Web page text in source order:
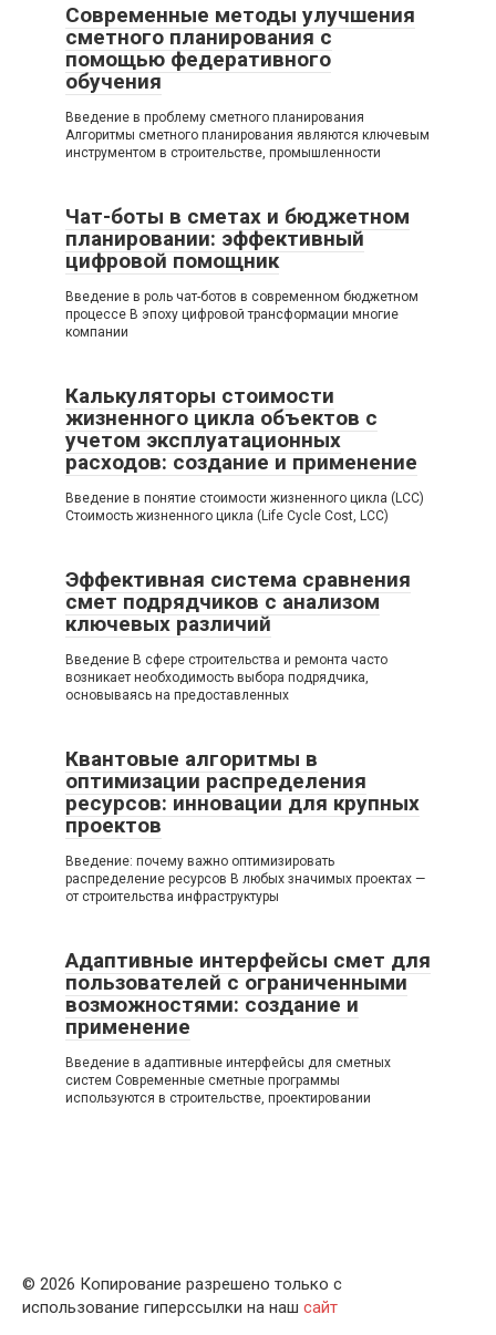
Современные методы улучшения
сметного планирования с
помощью федеративного
обучения
Введение в проблему сметного планирования
Алгоритмы сметного планирования являются ключевым
инструментом в строительстве, промышленности
Чат-боты в сметах и бюджетном
планировании: эффективный
цифровой помощник
Введение в роль чат-ботов в современном бюджетном
процессе В эпоху цифровой трансформации многие
компании
Калькуляторы стоимости
жизненного цикла объектов с
учетом эксплуатационных
расходов: создание и применение
Введение в понятие стоимости жизненного цикла (LCC)
Стоимость жизненного цикла (Life Cycle Cost, LCC)
Эффективная система сравнения
смет подрядчиков с анализом
ключевых различий
Введение В сфере строительства и ремонта часто
возникает необходимость выбора подрядчика,
основываясь на предоставленных
Квантовые алгоритмы в
оптимизации распределения
ресурсов: инновации для крупных
проектов
Введение: почему важно оптимизировать
распределение ресурсов В любых значимых проектах —
от строительства инфраструктуры
Адаптивные интерфейсы смет для
пользователей с ограниченными
возможностями: создание и
применение
Введение в адаптивные интерфейсы для сметных
систем Современные сметные программы
используются в строительстве, проектировании
© 2026 Копирование разрешено только с
использование гиперссылки на наш сайт